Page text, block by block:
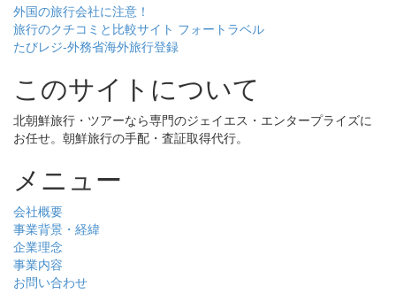
外国の旅行会社に注意！
旅行のクチコミと比較サイト フォートラベル
たびレジ-外務省海外旅行登録
このサイトについて
北朝鮮旅行・ツアーなら専門のジェイエス・エンタープライズに
お任せ。朝鮮旅行の手配・査証取得代行。
メニュー
会社概要
事業背景・経緯
企業理念
事業内容
お問い合わせ